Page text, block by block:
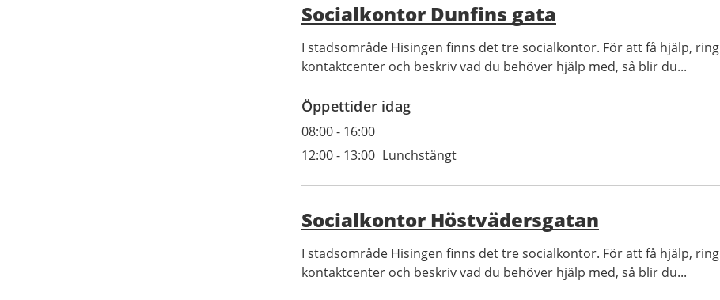
Socialkontor Dunfins gata
I stadsområde Hisingen finns det tre socialkontor. För att få hjälp, ring
kontaktcenter och beskriv vad du behöver hjälp med, så blir du...
Öppettider idag
08:00- 16:00
12:00- 13:00 Lunchstängt
Socialkontor Höstvädersgatan
I stadsområde Hisingen finns det tre socialkontor. För att få hjälp, ring
kontaktcenter och beskriv vad du behöver hjälp med, så blir du...